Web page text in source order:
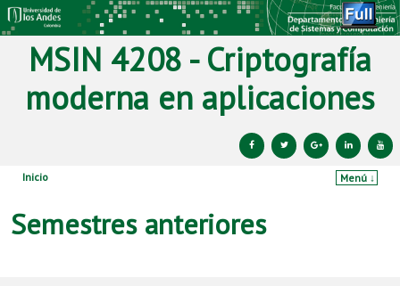
MSIN 4208 - Criptografía
moderna en aplicaciones
Inicio
Menú ↓
Semestres anteriores